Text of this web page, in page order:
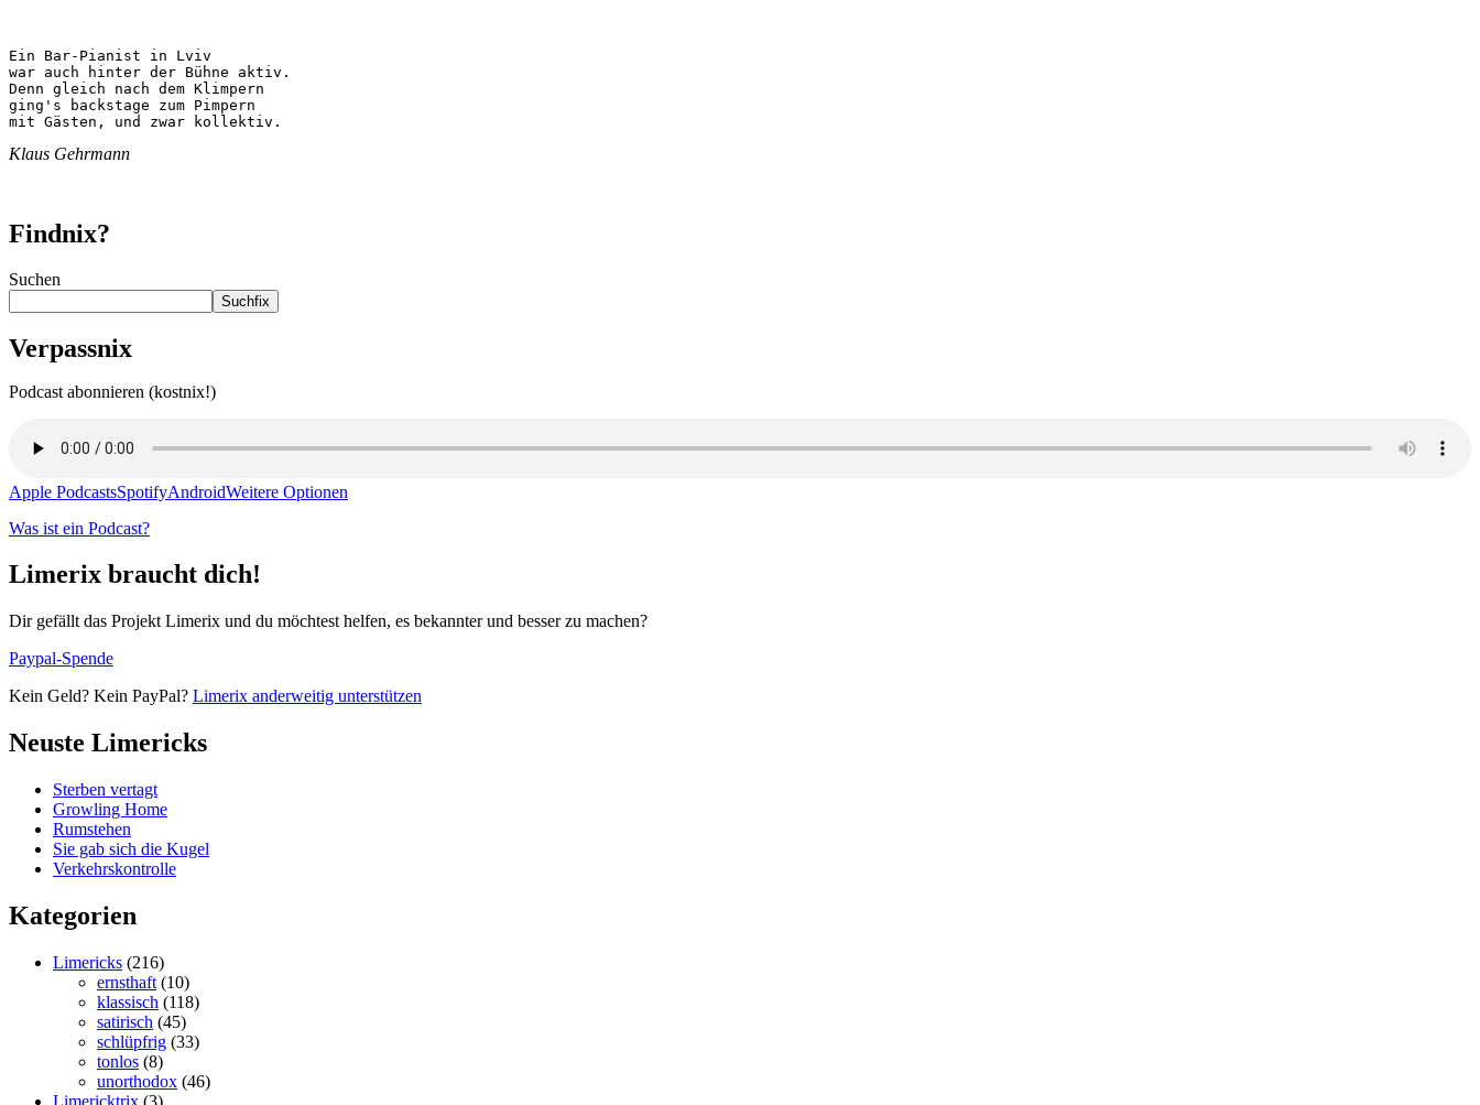
Ein Bar-Pianist in Lviv
war auch hinter der Bühne aktiv.
Denn gleich nach dem Klimpern
ging's backstage zum Pimpern
mit Gästen, und zwar kollektiv.
Klaus Gehrmann
Findnix?
Suchen
Suchfix
Verpassnix
Podcast abonnieren (kostnix!)
Apple PodcastsSpotifyAndroidWeitere Optionen
Was ist ein Podcast?
Limerix braucht dich!
Dir gefällt das Projekt Limerix und du möchtest helfen, es bekannter und besser zu machen?
Paypal-Spende
Kein Geld? Kein PayPal? Limerix anderweitig unterstützen
Neuste Limericks
Sterben vertagt
Growling Home
Rumstehen
Sie gab sich die Kugel
Verkehrskontrolle
Kategorien
Limericks (216)
ernsthaft (10)
klassisch (118)
satirisch (45)
schlüpfrig (33)
tonlos (8)
unorthodox (46)
Limericktrix (3)